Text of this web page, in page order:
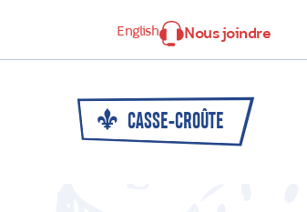
English Nous joindre
CASSE-CROÛTE